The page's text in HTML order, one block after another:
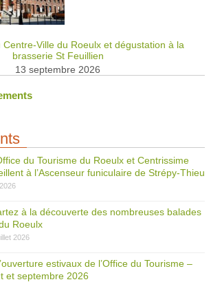
Centre-Ville du Roeulx et dégustation à la
brasserie St Feuillien
13 septembre 2026
du Tourisme du Roeulx et Centrissime
à l’Ascenseur funiculaire de Strépy-Thieu
à la découverte des nombreuses balades
Roeulx
2026
estivaux de l’Office du Tourisme –
et septembre 2026